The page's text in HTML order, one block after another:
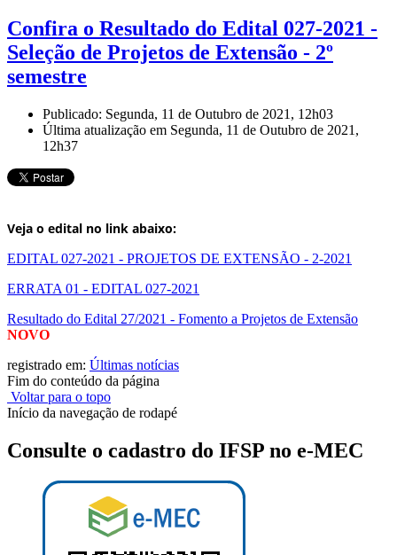
Confira o Resultado do Edital 027-2021 -
Seleção de Projetos de Extensão - 2º
semestre
Publicado: Segunda, 11 de Outubro de 2021, 12h03
Última atualização em Segunda, 11 de Outubro de 2021,
12h37
Veja o edital no link abaixo:
EDITAL 027-2021 - PROJETOS DE EXTENSÃO - 2-2021
ERRATA 01 - EDITAL 027-2021
Resultado do Edital 27/2021 - Fomento a Projetos de Extensão
NOVO
registrado em: Últimas notícias
Fim do conteúdo da página
Voltar para o topo
Início da navegação de rodapé
Consulte o cadastro do IFSP no e-MEC